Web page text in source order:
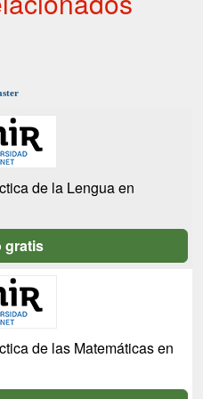
de la Lengua en
gratis
de las Matemáticas en